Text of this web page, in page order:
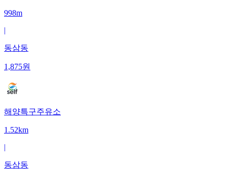
998m
|
동삼동
1,875원
해양특구주유소
1.52km
|
동삼동